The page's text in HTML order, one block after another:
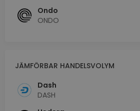
Ondo
ONDO
JÄMFÖRBAR HANDELSVOLYM
Dash
DASH